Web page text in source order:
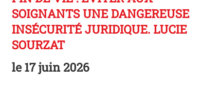
SOIGNANTS UNE DANGEREUSE
INSÉCURITÉ JURIDIQUE. LUCIE
SOURZAT
le17 juin 2026